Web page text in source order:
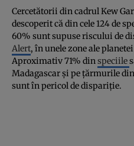
Cercetătorii din cadrul Kew
descoperit că din cele 124 de
60% sunt supuse riscului de
Alert, în unele zone ale
Aproximativ 71% dinspeciile
Madagascar şi pe ţărmurile
sunt în pericol de dispariţie.